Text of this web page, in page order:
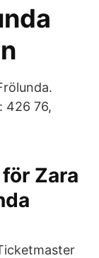
426 76,
Zara